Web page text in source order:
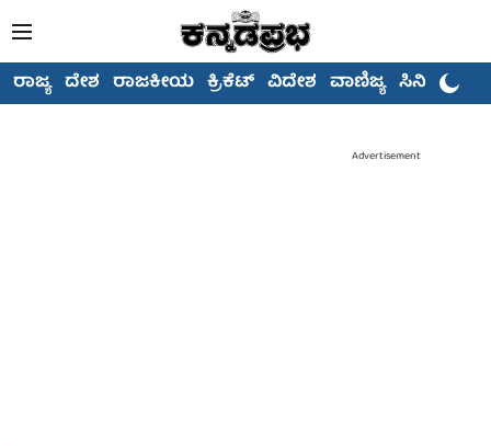
ರಾಜ್ಯ ದೇಶ ರಾಜಕೀಯ ಕ್ರಿಕೆಟ್ ವಿದೇಶ ವಾಣಿಜ್ಯ ಸಿನಿಮಾ
Advertisement